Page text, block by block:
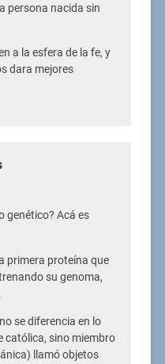
persona nacida sin
a la esfera de la fe, y
dara mejores
genético? Acá es
primera proteína que
su genoma,
se diferencia en lo
católica, sino miembro
llamó objetos